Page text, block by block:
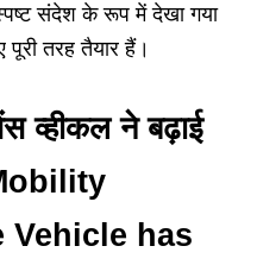
संदेश के रूप में देखा गया
तरह तैयार हैं।
व्हीकल ने बढ़ाई
Vehicle has